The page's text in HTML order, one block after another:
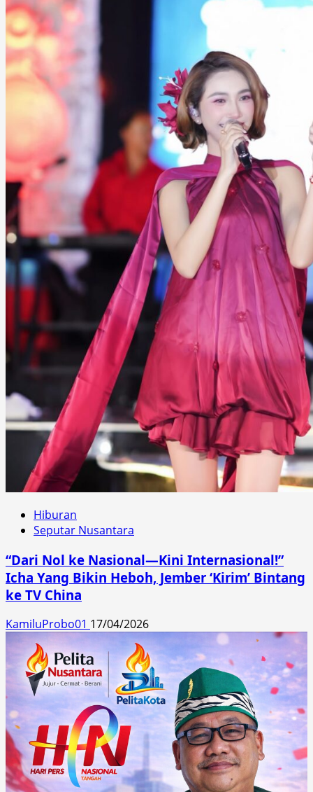
Hiburan
Seputar Nusantara
“Dari Nol ke Nasional—Kini Internasional!”
Icha Yang Bikin Heboh, Jember ‘Kirim’ Bintang
ke TV China
KamiluProbo01 17/04/2026